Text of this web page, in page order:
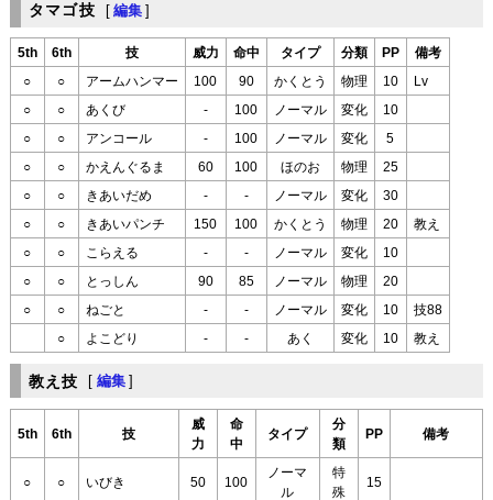
タマゴ技 [ 編集 ]
5th 6th 技 威力 命中 タイプ 分類 PP 備考
○ ○ アームハンマー 100 90 かくとう 物理 10 Lv
○ ○ あくび - 100 ノーマル 変化 10
○ ○ アンコール - 100 ノーマル 変化 5
○ ○ かえんぐるま 60 100 ほのお 物理 25
○ ○ きあいだめ - - ノーマル 変化 30
○ ○ きあいパンチ 150 100 かくとう 物理 20 教え
○ ○ こらえる - - ノーマル 変化 10
○ ○ とっしん 90 85 ノーマル 物理 20
○ ○ ねごと - - ノーマル 変化 10 技88
○ よこどり - - あく 変化 10 教え
教え技 [ 編集 ]
5th 6th 技
威
力
命
中
タイプ
分
類
PP 備考
○ ○ いびき 50 100
ノーマ
ル
特
殊
15